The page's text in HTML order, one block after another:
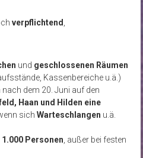
verpflichtend
und geschlossenen Räumen
Kassenbereiche u.ä.)
dem 20. Juni auf den
Haan und Hilden eine
sich Warteschlangen u.ä.
1.000 Personen , außer bei festen